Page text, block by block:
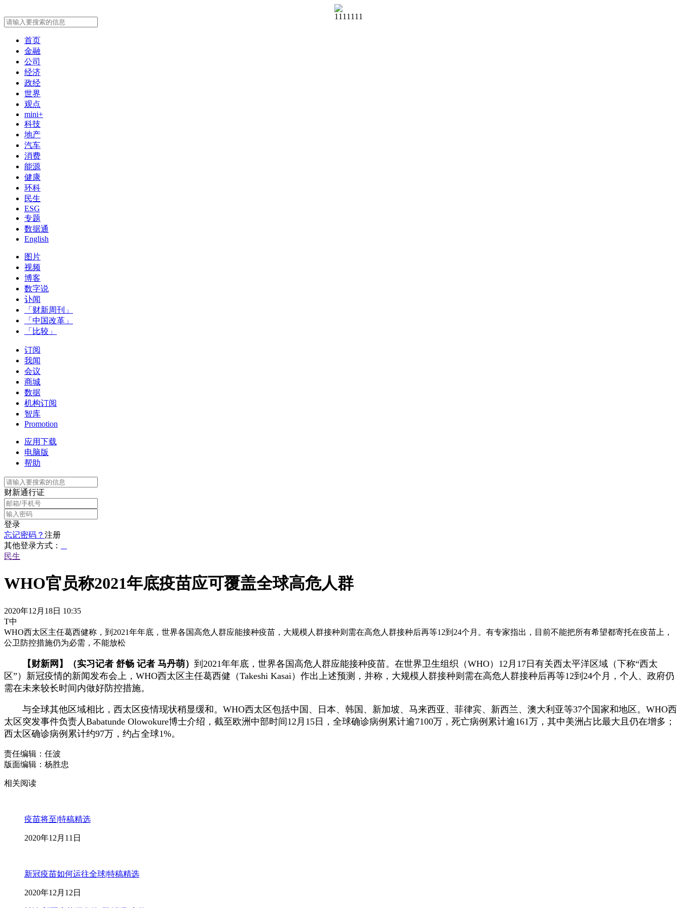
首页
金融
公司
经济
政经
世界
观点
mini+
科技
地产
汽车
消费
能源
健康
环科
民生
ESG
专题
数据通
English
图片
视频
博客
数字说
讣闻
「财新周刊」
「中国改革」
「比较」
订阅
我闻
会议
商城
数据
机构订阅
智库
Promotion
应用下载
电脑版
帮助
财新通行证
登录
忘记密码？ 注册
其他登录方式：
民生
WHO官员称2021年底疫苗应可覆盖全球高危人群
2020年12月18日 10:35
T中
WHO西太区主任葛西健称，到2021年年底，世界各国高危人群应能接种疫苗，大规模人群接种则需在高危人群接种后再等12到24个月。有专家指出，目前不能把所有希望都寄托在疫苗上，
公卫防控措施仍为必需，不能放松
【财新网】（实习记者 舒畅 记者 马丹萌） 到2021年年底，世界各国高危人群应能接种疫苗。在世界卫生组织（WHO）12月17日有关西太平洋区域（下称“西太
区”）新冠疫情的新闻发布会上，WHO西太区主任葛西健（Takeshi Kasai）作出上述预测，并称，大规模人群接种则需在高危人群接种后再等12到24个月，个人、政府仍
需在未来较长时间内做好防控措施。
与全球其他区域相比，西太区疫情现状稍显缓和。WHO西太区包括中国、日本、韩国、新加坡、马来西亚、菲律宾、新西兰、澳大利亚等37个国家和地区。WHO西
太区突发事件负责人Babatunde Olowokure博士介绍，截至欧洲中部时间12月15日，全球确诊病例累计逾7100万，死亡病例累计逾161万，其中美洲占比最大且仍在增多；
西太区确诊病例累计约97万，约占全球1%。
责任编辑：任波
版面编辑：杨胜忠
相关阅读
疫苗将至|特稿精选
2020年12月11日
新冠疫苗如何运往全球|特稿精选
2020年12月12日